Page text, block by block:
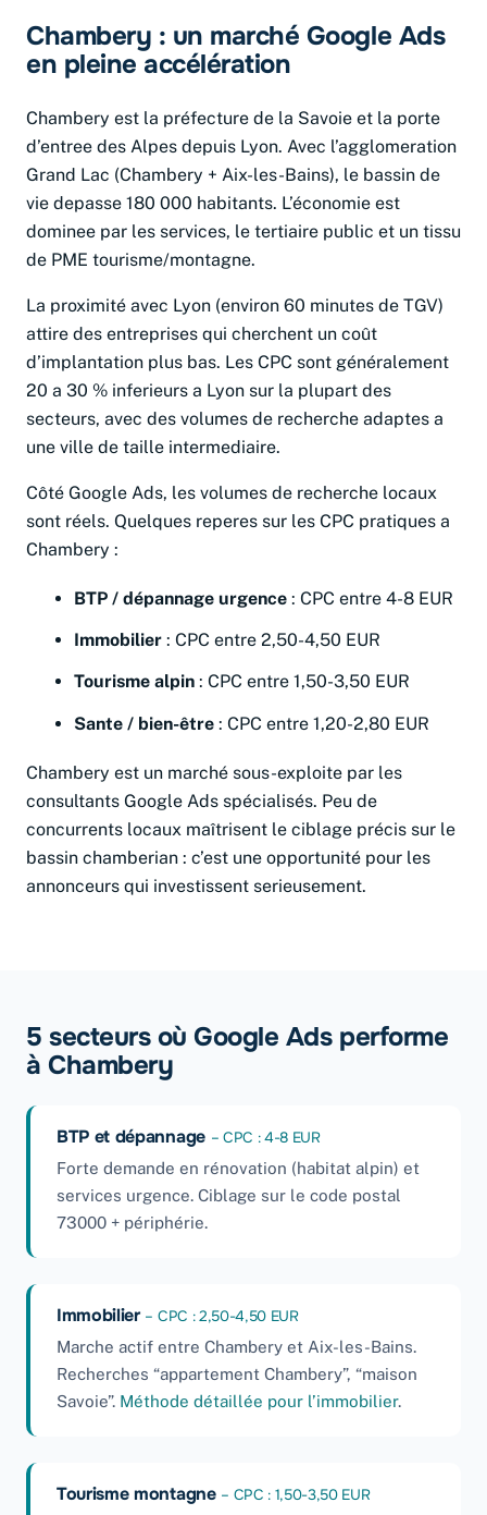
Chambery : un marché Google Ads
en pleine accélération
Chambery est la préfecture de la Savoie et la porte
d’entree des Alpes depuis Lyon. Avec l’agglomeration
Grand Lac (Chambery + Aix-les-Bains), le bassin de
vie depasse 180 000 habitants. L’économie est
dominee par les services, le tertiaire public et un tissu
de PME tourisme/montagne.
La proximité avec Lyon (environ 60 minutes de TGV)
attire des entreprises qui cherchent un coût
d’implantation plus bas. Les CPC sont généralement
20 a 30 % inferieurs a Lyon sur la plupart des
secteurs, avec des volumes de recherche adaptes a
une ville de taille intermediaire.
Côté Google Ads, les volumes de recherche locaux
sont réels. Quelques reperes sur les CPC pratiques a
Chambery :
BTP / dépannage urgence : CPC entre 4-8 EUR
Immobilier : CPC entre 2,50-4,50 EUR
Tourisme alpin : CPC entre 1,50-3,50 EUR
Sante / bien-être : CPC entre 1,20-2,80 EUR
Chambery est un marché sous-exploite par les
consultants Google Ads spécialisés. Peu de
concurrents locaux maîtrisent le ciblage précis sur le
bassin chamberian : c’est une opportunité pour les
annonceurs qui investissent serieusement.
5 secteurs où Google Ads performe
à Chambery
BTP et dépannage – CPC : 4-8 EUR
Forte demande en rénovation (habitat alpin) et
services urgence. Ciblage sur le code postal
73000 + périphérie.
Immobilier – CPC : 2,50-4,50 EUR
Marche actif entre Chambery et Aix-les-Bains.
Recherches “appartement Chambery”, “maison
Savoie”. Méthode détaillée pour l’immobilier.
Tourisme montagne – CPC : 1,50-3,50 EUR